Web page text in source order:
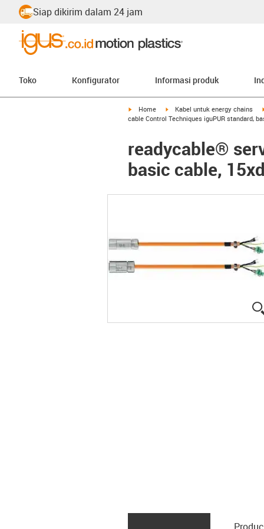
Siap dikirim dalam 24 jam
Toko Konfigurator Informasi produk
igus-icon-arrow-right
Home igus-icon-arrow-right
Kabel untuk energy chains
cable Control Techniques iguPUR standard,
readycable®
basic cable, 15xd